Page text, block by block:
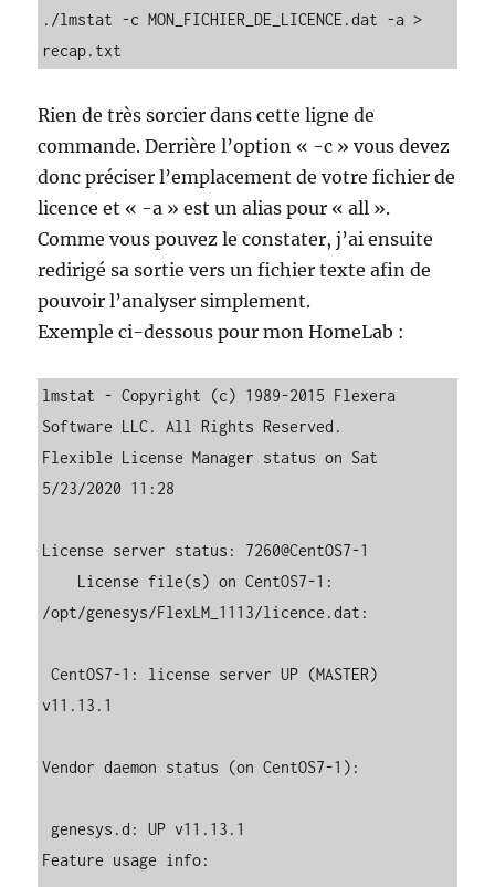
./lmstat -c MON_FICHIER_DE_LICENCE.dat -a >
recap.txt
Rien de très sorcier dans cette ligne de
commande. Derrière l’option « -c » vous devez
donc préciser l’emplacement de votre fichier de
licence et « -a » est un alias pour « all ».
Comme vous pouvez le constater, j’ai ensuite
redirigé sa sortie vers un fichier texte afin de
pouvoir l’analyser simplement.
Exemple ci-dessous pour mon HomeLab :
lmstat - Copyright (c) 1989-2015 Flexera
Software LLC. All Rights Reserved.
Flexible License Manager status on Sat
5/23/2020 11:28
License server status: 7260@CentOS7-1
/opt/genesys/FlexLM_1113/licence.dat:
CentOS7-1: license server UP (MASTER)
v11.13.1
Vendor daemon status (on CentOS7-1):
Feature usage info: